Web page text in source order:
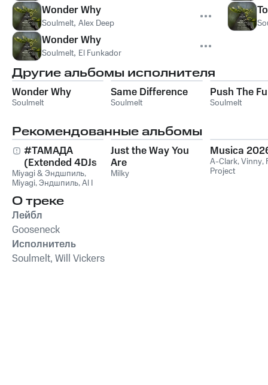
Wonder Why
Soulmelt, Alex Deep
Wonder Why
Soulmelt, El Funkador
Другие альбомы исполнителя
Wonder Why
Soulmelt
Same Difference
Soulmelt
Push The
Soulmelt
Рекомендованные альбомы
#ТАМАДА
(Extended 4DJs
Pack)
Miyagi & Эндшпиль,
Miyagi,Эндшпиль,Al I
Just the Way You
Are
Milky
Musica
A-Clark,Vinny,
Project
О треке
Лейбл
Gooseneck
Исполнитель
Soulmelt, Will Vickers